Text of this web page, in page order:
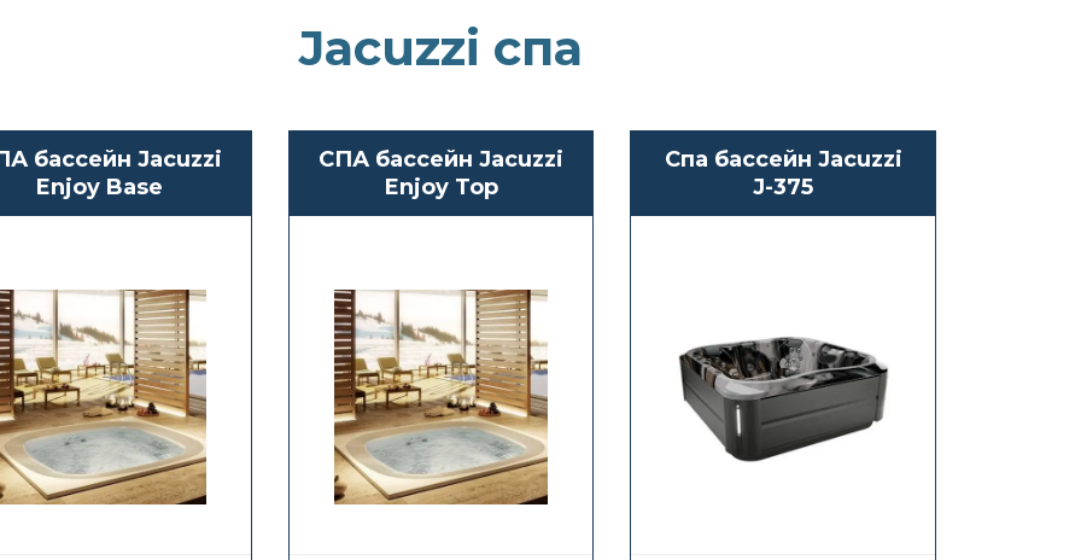
Jacuzzi спа
бассейн Jacuzzi
Enjoy Base
СПА бассейн Jacuzzi
Enjoy Top
Спа бассейн Jacuzzi
J-375